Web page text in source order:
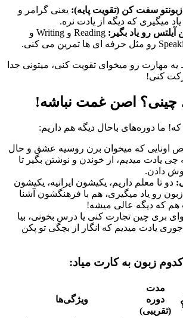
سفت کن (تقویت پایه): یعنی گرامر و
میگیری که دیگه از یادت نره.
رو یاد بگیر:
Reading و Writing و
یه مهارت رو میخوای تقویت کنی، میتونی جدا
کنی!
چینی؟ اصن غمت نباشه!
ما دوره‌های باحال دیگه هم داریم:
اونایی که میخوان برن روسیه عشق و حال
چی یادت میدیم، از خوندن و نوشتن بگیر تا
دادن.
دو تا معلم داریم، یکیشون ایرانیه، یکیشون
رو یاد میگیری، هم با فرهنگشون آشنا
که دیگه عالی میشه!
بری چین تجارت کنی یا درس بخونی، بیا
جوری یادت میدیم که انگار از بچگی تو پکن
کدوم زبون به کارت میاد:
مدت
دوره
(تقریبی)
ویژگی‌ها